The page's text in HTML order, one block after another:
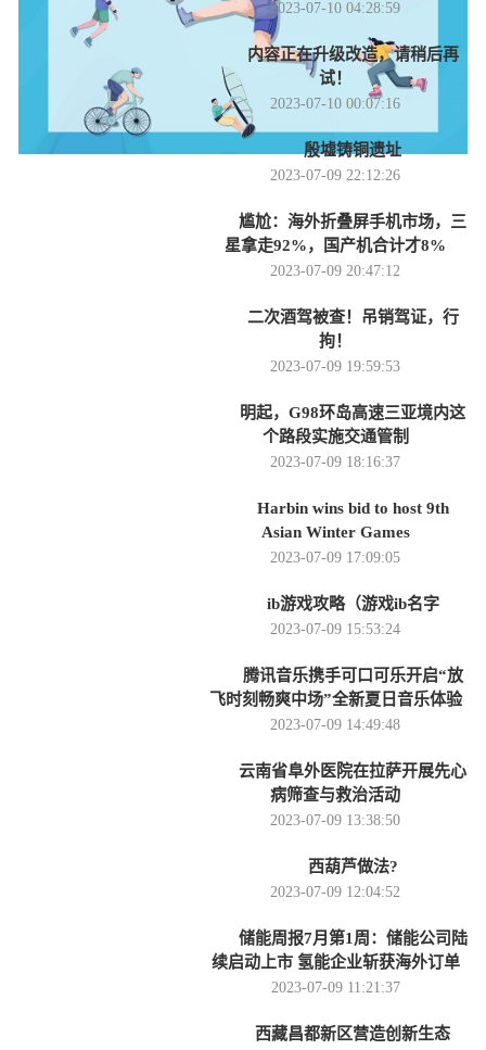
2023-07-10 04:28:59
内容正在升级改造，请稍后再
试！
2023-07-10 00:07:16
殷墟铸铜遗址
2023-07-09 22:12:26
尴尬：海外折叠屏手机市场，三
星拿走92%，国产机合计才8%
2023-07-09 20:47:12
二次酒驾被查！吊销驾证，行
拘！
2023-07-09 19:59:53
明起，G98环岛高速三亚境内这
个路段实施交通管制
2023-07-09 18:16:37
Harbin wins bid to host 9th
Asian Winter Games
2023-07-09 17:09:05
ib游戏攻略（游戏ib名字
2023-07-09 15:53:24
腾讯音乐携手可口可乐开启“放
飞时刻畅爽中场”全新夏日音乐体验
2023-07-09 14:49:48
云南省阜外医院在拉萨开展先心
病筛查与救治活动
2023-07-09 13:38:50
西葫芦做法?
2023-07-09 12:04:52
储能周报7月第1周：储能公司陆
续启动上市 氢能企业斩获海外订单
2023-07-09 11:21:37
西藏昌都新区营造创新生态